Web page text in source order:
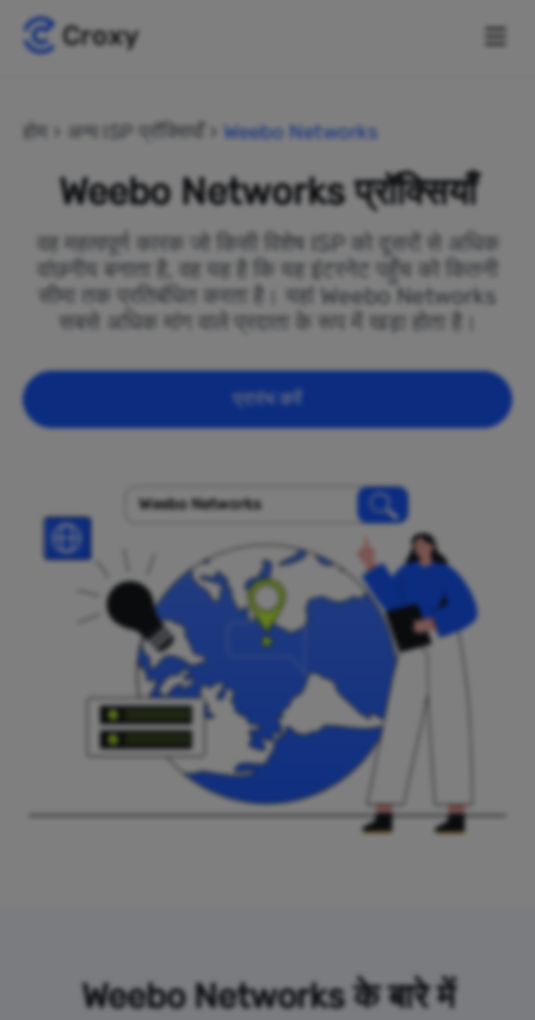
होम अन्य ISP प्रॉक्सियाँ Weebo Networks
Weebo Networks प्रॉक्सियाँ
वह महत्वपूर्ण कारक जो किसी विशेष ISP को दूसरों से अधिक
वांछनीय बनाता है, वह यह है कि यह इंटरनेट पहुँच को कितनी
सीमा तक प्रतिबंधित करता है। यहां Weebo Networks
सबसे अधिक मांग वाले प्रदाता के रूप में खड़ा होता है।
प्रारंभ करें
Weebo Networks
Weebo Networks के बारे में